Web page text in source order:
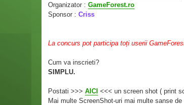
Organizator : GameForest.ro
Sponsor : Criss
La concurs pot participa toți userii
Cum va inscrieti?
SIMPLU.
Postati >>> AICI <<< un screen shot ( print
Mai multe ScreenShot-uri mai multe sanse de